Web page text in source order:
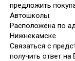
предложить
Автошколы.
Расположена по
Нижнекамске.
Связаться с
получить ответ